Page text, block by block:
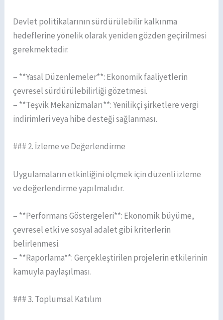
Devlet politikalarının sürdürülebilir kalkınma
hedeflerine yönelik olarak yeniden gözden geçirilmesi
gerekmektedir.
– **Yasal Düzenlemeler**: Ekonomik faaliyetlerin
çevresel sürdürülebilirliği gözetmesi.
– **Teşvik Mekanizmaları**: Yenilikçi şirketlere vergi
indirimleri veya hibe desteği sağlanması.
### 2. İzleme ve Değerlendirme
Uygulamaların etkinliğini ölçmek için düzenli izleme
ve değerlendirme yapılmalıdır.
– **Performans Göstergeleri**: Ekonomik büyüme,
çevresel etki ve sosyal adalet gibi kriterlerin
belirlenmesi.
– **Raporlama**: Gerçekleştirilen projelerin etkilerinin
kamuyla paylaşılması.
### 3. Toplumsal Katılım